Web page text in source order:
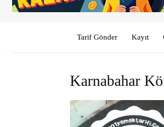
Tarif Gönder Kayıt
Karnabahar